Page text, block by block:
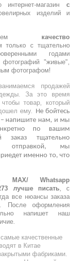
интернет-магазин
с
изделий и
качество
только с тщательно
годами
"живые",
фотографом!
продажей
За это время
товар, который
ему. Не бойтесь
напишите нам, и мы
по вашим
заказ тщательно
отправкой, мы
именно то, что
МАХ/ Whatsapp
лучше писать, с
все нюансы заказа
После оформления
напишет наш
качественные
в Китае
фабриками.